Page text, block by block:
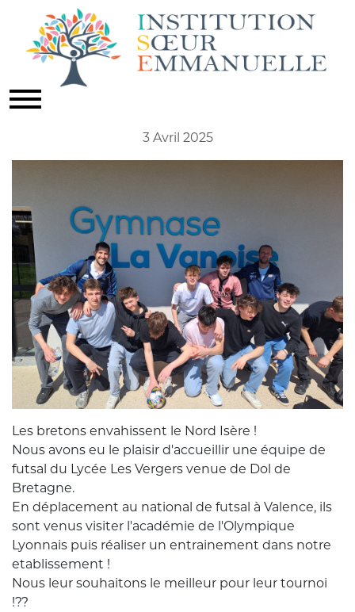
3 Avril 2025
Les bretons envahissent le Nord Isère !
Nous avons eu le plaisir d'accueillir une équipe de
futsal du Lycée Les Vergers venue de Dol de
Bretagne.
En déplacement au national de futsal à Valence, ils
sont venus visiter l'académie de l'Olympique
Lyonnais puis réaliser un entrainement dans notre
etablissement !
Nous leur souhaitons le meilleur pour leur tournoi
!??